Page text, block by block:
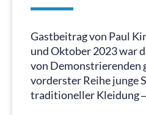
Gastbeitrag von Paul
und Oktober 2023 war
von Demonstrierenden
vorderster Reihe junge
traditioneller Kleidung